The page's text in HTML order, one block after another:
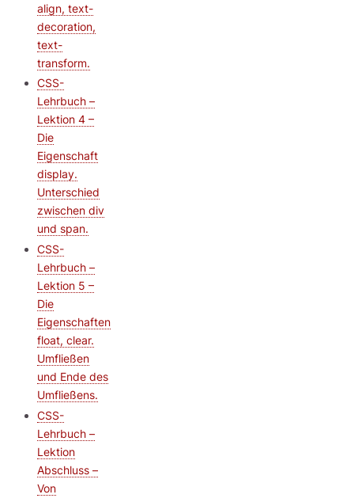
align, text-
decoration,
text-
transform.
CSS-
Lehrbuch –
Lektion 4 –
Die
Eigenschaft
display.
Unterschied
zwischen div
und span.
CSS-
Lehrbuch –
Lektion 5 –
Die
Eigenschaften
float, clear.
Umfließen
und Ende des
Umfließens.
CSS-
Lehrbuch –
Lektion
Abschluss –
Von